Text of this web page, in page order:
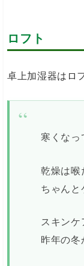
ロフト
卓上加湿器はロ
寒くなっ
乾燥は喉
ちゃんと
スキンケ
昨年の冬